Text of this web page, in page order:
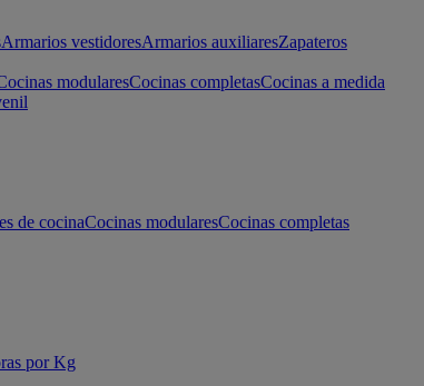
Armarios vestidoresArmarios auxiliaresZapateros
modularesCocinas completasCocinas a medida
de cocinaCocinas modularesCocinas completas
por Kg